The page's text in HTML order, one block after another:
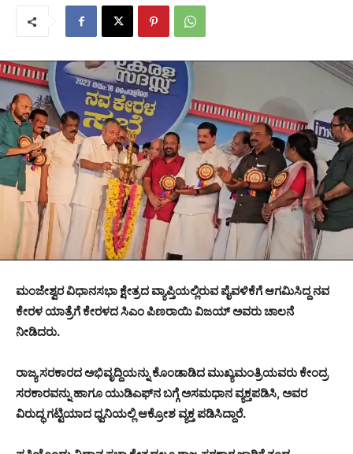
ಮಂಜೇಶ್ವರ ವಿಧಾನಸಭಾ ಕ್ಷೇತ್ರದ ವ್ಯಾಪ್ತಿಯಲ್ಲಿರುವ ಪೈವಳಿಕೆಗೆ ಆಗಮಿಸಿದ್ದ ನವ
ಕೇರಳ ಯಾತ್ರೆಗೆ ಕೇರಳದ ಸಿಎಂ ಪಿಣರಾಯಿ ವಿಜಯ್ ಅವರು ಚಾಲನೆ
ನೀಡಿದರು.
ರಾಜ್ಯ ಸರಕಾರದ ಅಭಿವೃದ್ದಿಯನ್ನು ಕೊಂಡಾಡಿದ ಮುಖ್ಯಮಂತ್ರಿಯವರು ಕೇಂದ್ರ
ಸರಕಾರವನ್ನು ಹಾಗೂ ಯುಡಿಎಫ್‍ನ ಬಗ್ಗೆ ಅಸಮಧಾನ ವ್ಯಕ್ತಪಡಿಸಿ, ಅವರ
ವಿರುದ್ಧ ಗಟ್ಟಿಯಾದ ಧ್ವನಿಯಲ್ಲಿ ಆಕ್ರೋಶ ವ್ಯಕ್ತ ಪಡಿಸಿದ್ದಾರೆ.